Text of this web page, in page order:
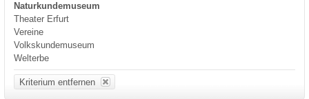
Naturkundemuseum
Theater Erfurt
Vereine
Volkskundemuseum
Welterbe
Kriterium entfernen